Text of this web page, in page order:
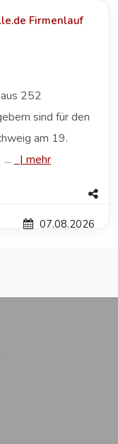
Firmenlauf
252
sind für den
am 19.
| mehr
07.08.2026